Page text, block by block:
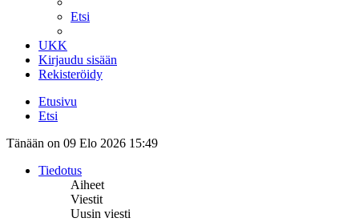
Etsi
UKK
Kirjaudu sisään
Rekisteröidy
Etusivu
Etsi
Tänään on 09 Elo 2026 15:49
Tiedotus
Aiheet
Viestit
Uusin viesti